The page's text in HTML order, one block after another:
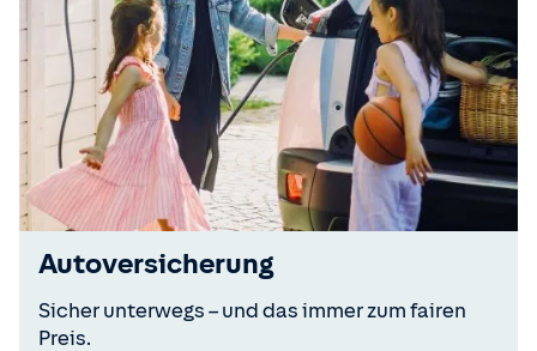
Autoversicherung
Sicher unterwegs – und das immer zum fairen
Preis.